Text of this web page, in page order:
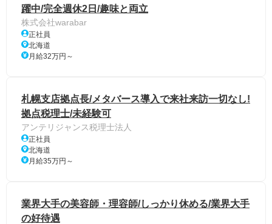
躍中/完全週休2日/趣味と両立
株式会社warabar
正社員
北海道
月給32万円～
札幌支店拠点長/メタバース導入で来社来訪一切なし!
拠点税理士/未経験可
アンテリジャンス税理士法人
正社員
北海道
月給35万円～
業界大手の美容師・理容師/しっかり休める/業界大手
の好待遇